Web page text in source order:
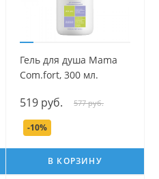
Гель для душа Mama
Com.fort, 300 мл.
519 руб. 577 руб.
-10%
В КОРЗИНУ